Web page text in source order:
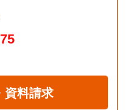
資料請求